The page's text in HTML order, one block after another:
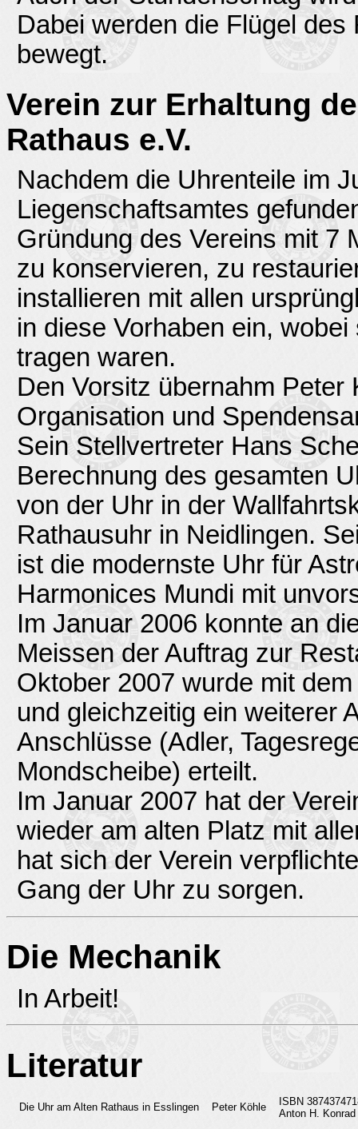
Dabei werden die Flügel
bewegt.
Verein zur Erhaltung
Rathaus e.V.
Nachdem die Uhrenteile im
Liegenschaftsamtes
Gründung des Vereins mit 7
zu konservieren, zu
installieren mit allen
in diese Vorhaben ein,
tragen waren.
Den Vorsitz übernahm
Organisation und
Sein Stellvertreter Hans
Berechnung des gesamten
von der Uhr in der
Rathausuhr in Neidlingen.
ist die modernste Uhr für
Harmonices Mundi mit
Im Januar 2006 konnte an
Meissen der Auftrag zur
Oktober 2007 wurde mit
und gleichzeitig ein weiterer
Anschlüsse (Adler,
Mondscheibe) erteilt.
Im Januar 2007 hat der
wieder am alten Platz mit
hat sich der Verein
Gang der Uhr zu sorgen.
Die Mechanik
In Arbeit!
Literatur
Die Uhr am Alten Rathaus in Esslingen Peter Köhle
ISBN
Anton H. Konrad